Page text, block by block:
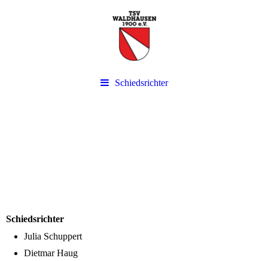
Schiedsrichter
Schiedsrichter
Julia Schuppert
Dietmar Haug